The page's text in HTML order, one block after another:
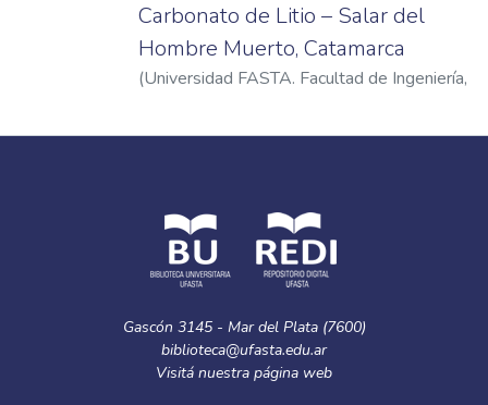
Carbonato de Litio – Salar del
Hombre Muerto, Catamarca
(Universidad FASTA. Facultad de Ingeniería,
Gascón 3145 - Mar del Plata (7600)
biblioteca@ufasta.edu.ar
Visitá nuestra página web